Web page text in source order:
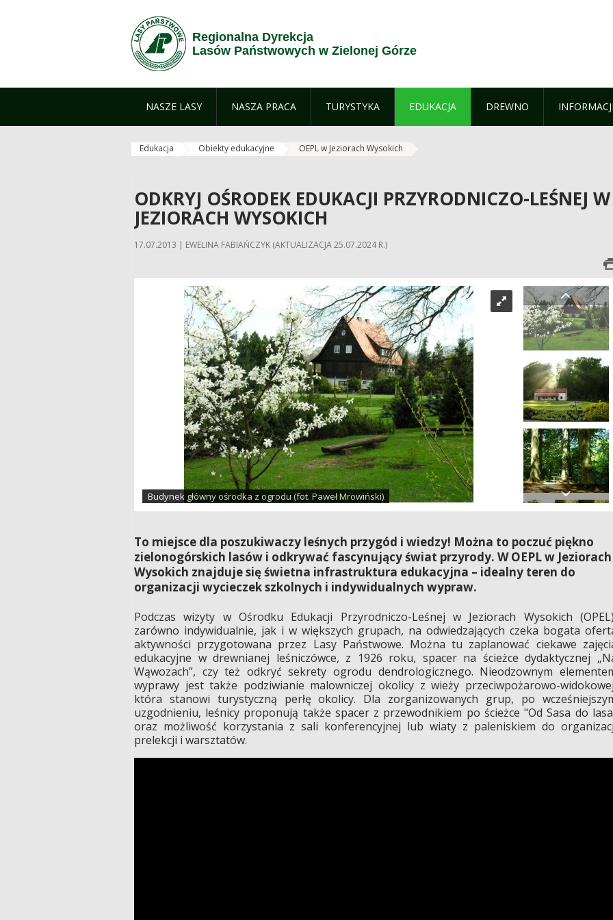
Regionalna Dyrekcja
Lasów Państwowych w Zielonej Górze
NASZE LASY NASZA PRACA TURYSTYKA EDUKACJA DREWNO
Edukacja Obiekty edukacyjne OEPL w Jeziorach Wysokich
ODKRYJ OŚRODEK EDUKACJI PRZYRODNICZO-LEŚNEJ W
JEZIORACH WYSOKICH
17.07.2013 | EWELINA FABIAŃCZYK (AKTUALIZACJA 25.07.2024 R.)
Budynek główny ośrodka z ogrodu (fot. Paweł Mrowiński)
To miejsce dla poszukiwaczy leśnych przygód i wiedzy! Można to poczuć piękno
zielonogórskich lasów i odkrywać fascynujący świat przyrody. W OEPL w Jeziorach
Wysokich znajduje się świetna infrastruktura edukacyjna – idealny teren do
organizacji wycieczek szkolnych i indywidualnych wypraw.
Podczas wizyty w Ośrodku Edukacji Przyrodniczo-Leśnej w Jeziorach Wysokich
zarówno indywidualnie, jak i w większych grupach, na odwiedzających czeka bogata
aktywności przygotowana przez Lasy Państwowe. Można tu zaplanować ciekawe
edukacyjne w drewnianej leśniczówce, z 1926 roku, spacer na ścieżce dydaktycznej
Wąwozach”, czy też odkryć sekrety ogrodu dendrologicznego. Nieodzownym
wyprawy jest także podziwianie malowniczej okolicy z wieży przeciwpożarowo-
która stanowi turystyczną perłę okolicy. Dla zorganizowanych grup, po
uzgodnieniu, leśnicy proponują także spacer z przewodnikiem po ścieżce "Od Sasa do
oraz możliwość korzystania z sali konferencyjnej lub wiaty z paleniskiem do
prelekcji i warsztatów.